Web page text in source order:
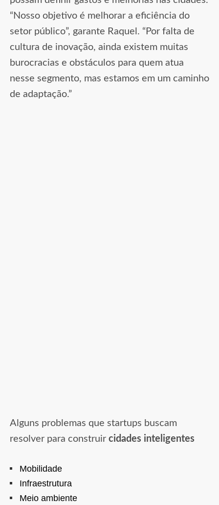
“Nosso objetivo é melhorar a eficiência do
setor público”, garante Raquel. “Por falta de
cultura de inovação, ainda existem muitas
burocracias e obstáculos para quem atua
nesse segmento, mas estamos em um caminho
de adaptação.”
Alguns problemas que startups buscam
resolver para construir cidades inteligentes
Mobilidade
Infraestrutura
Meio ambiente